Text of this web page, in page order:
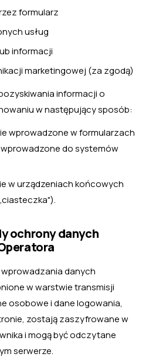
formularz
usług
informacji
marketingowej (za zgodą)
informacji o
w następujący sposób:
wprowadzone w formularzach
do systemów
w urządzeniach końcowych
ochrony danych
danych
w warstwie transmisji
osobowe i dane logowania,
zostają zaszyfrowane w
i mogą być odczytane
serwerze.